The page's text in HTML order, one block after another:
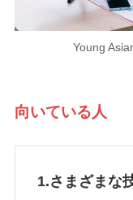
Young
向いている人
1.さまざまな